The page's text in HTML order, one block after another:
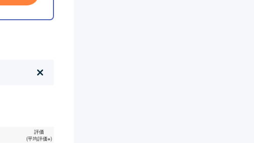
評価
(平均評価※)